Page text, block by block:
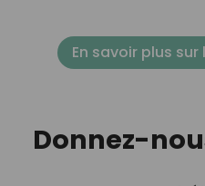
En savoir plus
Donnez-